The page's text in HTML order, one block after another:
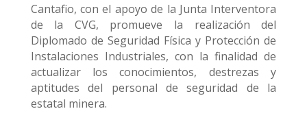
Cantafio, con el apoyo de la Junta Interventora
de la CVG, promueve la realización del
Diplomado de Seguridad Física y Protección de
Instalaciones Industriales, con la finalidad de
actualizar los conocimientos, destrezas y
aptitudes del personal de seguridad de la
estatal minera.